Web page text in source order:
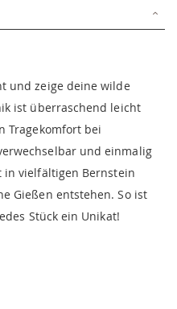
und zeige deine wilde
ist überraschend leicht
Tragekomfort bei
und einmalig
in vielfältigen Bernstein
Gießen entstehen. So ist
Stück ein Unikat!